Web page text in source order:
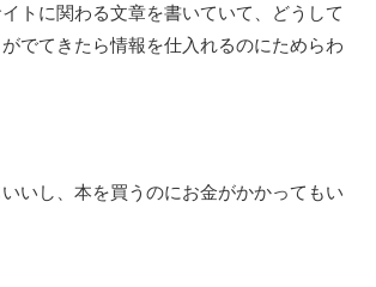
トに関わる文章を書いていて、どうして
でてきたら情報を仕入れるのにためらわ
いし、本を買うのにお金がかかってもい